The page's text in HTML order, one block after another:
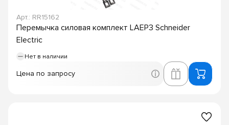
Арт.: RR15162
Перемычка силовая комплект LAEP3 Schneider
Electric
Нет в наличии
Цена по запросу